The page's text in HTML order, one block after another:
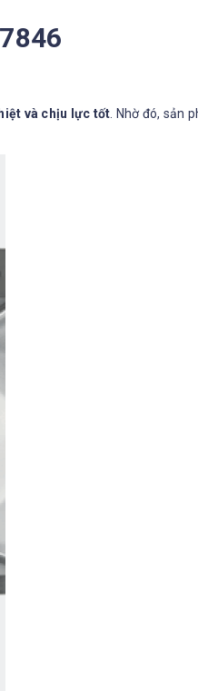
và chịu lực tốt . Nhờ đó, sản